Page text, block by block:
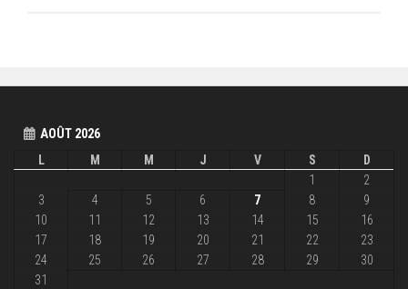
AOÛT 2026
L
M M J V S
D
1
2
3
4 5 6 7 8
9
10
11 12 13 14 15
16
17
18 19 20 21 22
23
24
25 26 27 28 29
30
31